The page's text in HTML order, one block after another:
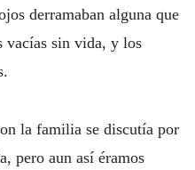
derramaban alguna que
vacías sin vida, y los
la familia se discutía por
pero aun así éramos